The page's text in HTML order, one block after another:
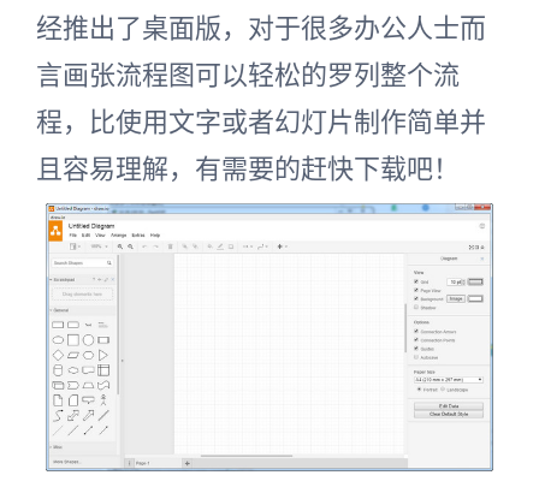
经推出了桌面版，对于很多办公人士而
言画张流程图可以轻松的罗列整个流
程，比使用文字或者幻灯片制作简单并
且容易理解，有需要的赶快下载吧！